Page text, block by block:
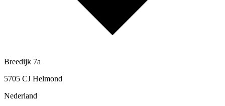
Breedijk 7a
5705 CJ Helmond
Nederland